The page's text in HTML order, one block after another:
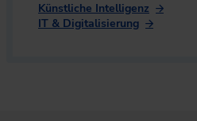
Künstliche Intelligenz
IT & Digitalisierung